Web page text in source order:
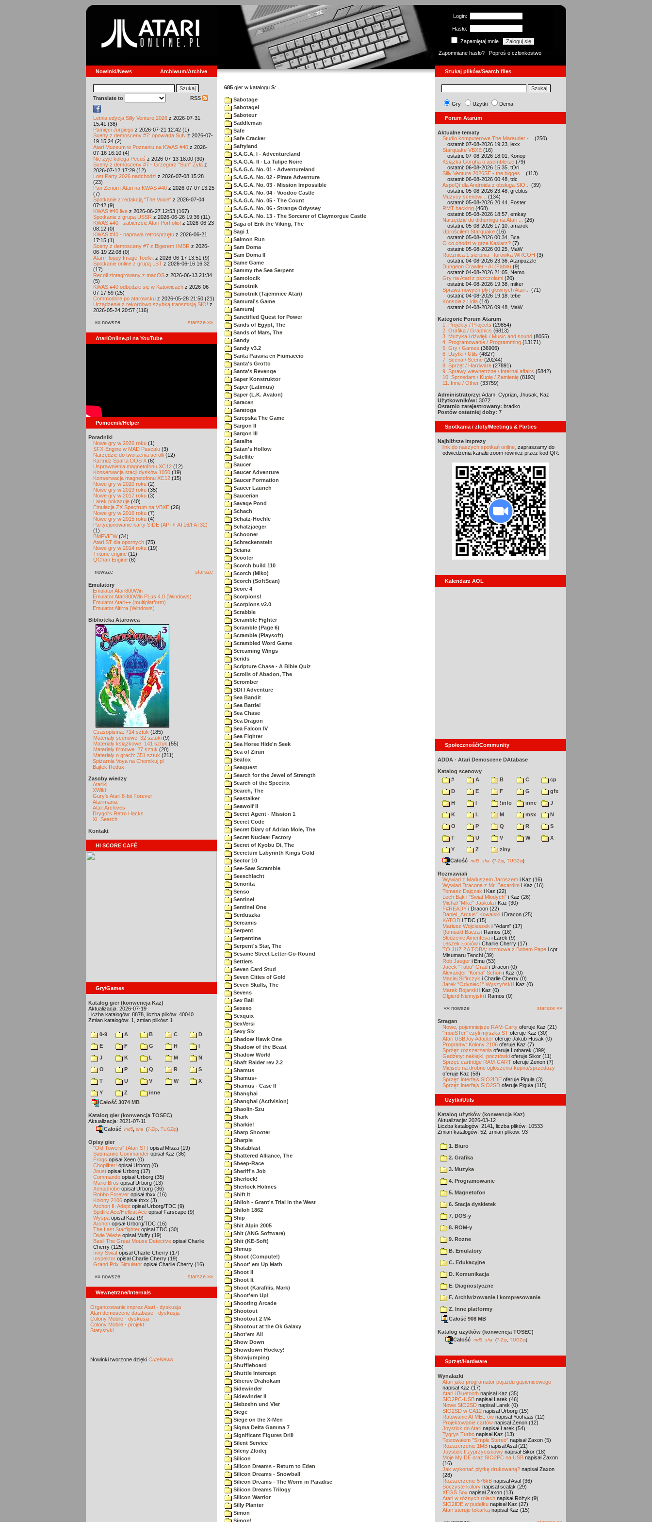
Login:
Hasło:
Zapamiętaj mnie
Zapomniane hasło?
Poproś o członkostwo
Nowinki/News Archiwum/Archive Szukaj plików/Search files
Translate to RSS
Letnia edycja Silly Venture 2026 z 2026-07-31
15:41 (38)
Pamięci Jurgiego z 2026-07-21 12:42 (1)
Sceny z demosceny #7: opowiada SuN z 2026-07-
19 15:24 (2)
Atari Muzeum w Poznaniu na KWAS #40 z 2026-
07-16 16:10 (4)
Nie żyje kolega Pecuś z 2026-07-13 18:00 (30)
Sceny z demosceny #7 - Grzegorz "Sun" Żyła z
2026-07-12 17:29 (12)
Lost Party 2026 nadchodzi z 2026-07-08 15:28
(23)
Pan Zenon i Atari na KWAS #40 z 2026-07-07 13:25
(7)
Spotkanie z redakcją "The Voice" z 2026-07-04
07:42 (9)
KWAS #40 live z 2026-06-27 12:53 (167)
Spotkanie z grupą USSR z 2026-06-26 19:36 (11)
KWAS #40 - zabierzcie Atari Portfolio! z 2026-06-23
08:12 (0)
KWAS #40 - naprawa retrosprzętu z 2026-06-21
17:15 (1)
Sceny z demosceny #7 z Bigerem i MBR z 2026-
06-19 22:08 (0)
Atari Floppy Image Toolkit z 2026-06-17 13:51 (9)
Spotkanie online z grupą LST z 2026-06-16 16:32
(17)
Recoil zintegrowany z macOS z 2026-06-13 21:34
(5)
KWAS #40 odbędzie się w Katowicach z 2026-06-
07 17:59 (25)
Commodore po atarowsku z 2026-05-28 21:50 (21)
Urządzenie z rekordowo szybką transmisją SIO! z
2026-05-24 20:57 (116)
«« nowsze starsze »»
AtariOnline.pl na YouTube
Pomocnik/Helper
Poradniki
Nowe gry w 2026 roku (1)
SFX-Engine w MAD Pascalu (3)
Narzędzie do tworzenia scrolli (12)
Kartridż Sparta DOS X (6)
Usprawnienia magnetofonu XC12 (12)
Konserwacja stacji dysków 1050 (19)
Konserwacja magnetofonu XC12 (15)
Nowe gry w 2020 roku (2)
Nowe gry w 2019 roku (35)
Nowe gry w 2017 roku (3)
Larek pokazuje (40)
Emulacja ZX Spectrum na VBXE (26)
Nowe gry w 2016 roku (7)
Nowe gry w 2015 roku (4)
Partycjonowanie karty SIDE (APT/FAT16/FAT32)
(1)
BMPVIEW(34)
Atari ST dla opornych (75)
Nowe gry w 2014 roku (19)
Tritone engine (11)
QChan Engine (6)
nowsze starsze
Emulatory
Emulator Atari800Win
Emulator Atari800Win PLus 4.0 (Windows)
Emulator Atari++ (multiplatform)
Emulator Altirra (Windows)
Biblioteka Atarowca
Czasopisma: 714 sztuk (185)
Materiały scenowe: 32 sztuki (9)
Materiały książkowe: 141 sztuk (55)
Materiały firmowe: 27 sztuk (20)
Materiały o grach: 351 sztuk (211)
Spiżarnia Voya na Chomikuj.pl
Bajtek Redux
Zasoby wiedzy
Atariki
XWiki
Gury's Atari 8-bit Forever
Atarimania
Atari Archives
Drygol's Retro Hacks
XL Search
Kontakt
HI SCORE CAFÉ
Gry/Games
Katalog gier (konwencja Kaz)
Aktualizacja: 2026-07-19
Liczba katalogów: 8878, liczba plików: 40040
Zmian katalogów: 1, zmian plików: 1
0-9 A B C
D
E
F G H
I
J
K L M
N
O
P Q R
S
T
U V W
X
Y
Z
inne
Całość 3074 MB
Katalog gier (konwencja TOSEC)
Aktualizacja: 2021-07-11
Całość md5 sha (7-Zip TUGZip)
Opisy gier
"Old Towers" (Atari ST) opisał Misza (19)
Submarine Commander opisał Kaz (36)
Frogs opisał Xeen (0)
Choplifter! opisał Urborg (0)
Joust opisał Urborg (17)
Commando opisał Urborg (35)
Mario Bros opisał Urborg (13)
Xenophobe opisał Urborg (36)
Robbo Forever opisał tbxx (16)
Kolony 2106 opisał tbxx (3)
Archon II: Adept opisał Urborg/TDC (9)
Spitfire Ace/Hellcat Ace opisał Farscape (9)
Wyspa opisał Kaz (9)
Archon opisał Urborg/TDC (16)
The Last Starfighter opisał TDC (30)
Dwie Wieże opisał Muffy (19)
Basil The Great Mouse Detective opisał Charlie
Cherry (125)
Inny Świat opisał Charlie Cherry (17)
Inspektor opisał Charlie Cherry (19)
Grand Prix Simulator opisał Charlie Cherry (16)
«« nowsze starsze »»
Wewnętrzne/Internals
Organizowanie imprez Atari - dyskusja
Atari demoscene database - dyskusja
Colony Mobile - dyskusja
Colony Mobile - projekt
Statystyki
Nowinki tworzone dzięki CuteNews
685 gier w katalogu S:
Sabotage
Sabotage!
Saboteur
Saddleman
Safe
Safe Cracker
Safryland
S.A.G.A. I - Adventureland
S.A.G.A. II - La Tulipe Noire
S.A.G.A. No. 01 - Adventureland
S.A.G.A. No. 02 - Pirate Adventure
S.A.G.A. No. 03 - Mission Impossible
S.A.G.A. No. 04 - Voodoo Castle
S.A.G.A. No. 05 - The Count
S.A.G.A. No. 06 - Strange Odyssey
S.A.G.A. No. 13 - The Sorcerer of Claymorgue Castle
Saga of Erik the Viking, The
Sagi 1
Salmon Run
Sam Doma
Sam Doma II
Same Game
Sammy the Sea Serpent
Samolocik
Samotnik
Samotnik (Tajemnice Atari)
Samurai's Game
Samuraj
Sanctified Quest for Power
Sands of Egypt, The
Sands of Mars, The
Sandy
Sandy v3.2
Santa Paravia en Fiumaccio
Santa's Grotto
Santa's Revenge
Saper Konstruktor
Saper (Latimus)
Saper (L.K. Avalon)
Saracen
Saratoga
Sarepska The Game
Sargon II
Sargon III
Satalite
Satan's Hollow
Satellite
Saucer
Saucer Adventure
Saucer Formation
Saucer Launch
Saucerian
Savage Pond
Schach
Schatz-Hoehle
Schatzjaeger
Schooner
Schreckenstein
Sciana
Scooter
Scorch build 110
Scorch (Miko)
Scorch (SoftScan)
Score 4
Scorpions!
Scorpions v2.0
Scrabble
Scramble Fighter
Scramble (Page 6)
Scramble (Playsoft)
Scrambled Word Game
Screaming Wings
Scrids
Scripture Chase - A Bible Quiz
Scrolls of Abadon, The
Scromber
SDI I Adventure
Sea Bandit
Sea Battle!
Sea Chase
Sea Dragon
Sea Falcon IV
Sea Fighter
Sea Horse Hide'n Seek
Sea of Zirun
Seafox
Seaquest
Search for the Jewel of Strength
Search of the Spectrix
Search, The
Seastalker
Seawolf II
Secret Agent - Mission 1
Secret Code
Secret Diary of Adrian Mole, The
Secret Nuclear Factory
Secret of Kyobu Di, The
Secretum Labyrinth Kings Gold
Sector 10
See-Saw Scramble
Seeschlacht
Senorita
Senso
Sentinel
Sentinel One
Serduszka
Sereamis
Serpent
Serpentine
Serpent's Star, The
Sesame Street Letter-Go-Round
Settlers
Seven Card Stud
Seven Cities of Gold
Seven Skulls, The
Sevens
Sex Ball
Sexeso
Sexquix
SexVersi
Sexy Six
Shadow Hawk One
Shadow of the Beast
Shadow World
Shaft Raider rev 2.2
Shamus
Shamus+
Shamus - Case II
Shanghai
Shanghai (Activision)
Shaolin-Szu
Shark
Sharkie!
Sharp Shooter
Sharpie
Shatablast
Shattered Alliance, The
Sheep-Race
Sheriff's Job
Sherlock!
Sherlock Holmes
Shift It
Shiloh - Grant's Trial in the West
Shiloh 1862
Ship
Shit Alpin 2005
Shit (ANG Software)
Shit (KE-Soft)
Shmup
Shoot (Compute!)
Shoot' em Up Math
Shoot II
Shoot It
Shoot (Karafilis, Mark)
Shoot'em Up!
Shooting Arcade
Shootout
Shootout 2 M4
Shootout at the Ok Galaxy
Shot'em All
Show Down
Showdown Hockey!
Showjumping
Shuffleboard
Shuttle Intercept
Siberuv Drahokam
Sidewinder
Sidewinder II
Siebzehn und Vier
Siege
Siege on the X-Men
Sigma Delta Gamma 7
Significant Figures Drill
Silent Service
Sileny Zlodej
Silicon
Silicon Dreams - Return to Eden
Silicon Dreams - Snowball
Silicon Dreams - The Worm in Paradise
Silicon Dreams Trilogy
Silicon Warrior
Silly Planter
Simon
Simon!
Gry Użytki Dema
Forum Atarum
Aktualne tematy
Studio komputerowe The Marauder -...
(250)
ostatni: 07-08-2026 19:23, lexx
Starquake VBXE (16)
ostatni: 07-08-2026 18:01, Konop
Książka Gorgha o asemblerze (79)
ostatni: 06-08-2026 15:35, tOri
Silly Venture 2026SE - the bigges...
(113)
ostatni: 06-08-2026 00:48, tdc
AspeQt dla Androida z obsługą SIO...
(39)
ostatni: 05-08-2026 23:48, greblus
Muzycy scenowi...
(134)
ostatni: 05-08-2026 20:44, Foster
RMT hacking (468)
ostatni: 05-08-2026 18:57, emkay
Narzędzie do ditheringu na Atari ...
(26)
ostatni: 05-08-2026 17:10, amarok
Uprościłem Starquake (16)
ostatni: 05-08-2026 00:34, Bca
O co chodzi w grze Kasiarz? (7)
ostatni: 05-08-2026 00:25, MaW
Rocznica 1 sierpnia - turówka WRCOH (3)
ostatni: 04-08-2026 23:36, Ataripuzzle
Dungeon Crawler - AI (Fable) (9)
ostatni: 04-08-2026 21:05, Nemo
Gry na Atari z pszczołami (20)
ostatni: 04-08-2026 19:38, miker
Sprawa nowych płyt głównych Atari...
(71)
ostatni: 04-08-2026 19:18, tebe
Konsole z Lidla (14)
ostatni: 04-08-2026 09:48, MaW
Kategorie Forum Atarum
1. Projekty / Projects (29854)
2. Grafika / Graphics (6813)
3. Muzyka i dźwięk / Music and sound (8055)
4. Programowanie / Programming (13171)
5. Gry / Games (36906)
6. Użytki / Utils (4827)
7. Scena / Scene (20244)
8. Sprzęt / Hardware (27891)
9. Sprawy wewnętrzne / Internal affairs (5842)
10. Sprzedam / Kupię / Zamienię (8193)
11. Inne / Other (33759)
Administratorzy: Adam, Cyprian, Jhusak, Kaz
Użytkowników: 3072
Ostatnio zarejestrowany: bradko
Postów ostatniej doby: 7
Spotkania i zloty/Meetings & Parties
Najbliższe imprezy
link do naszych spotkań online, zapraszamy do
odwiedzenia kanału zoom również przez kod QR:
Kalendarz AOL
Społeczność/Community
ADDA - Atari Demoscene DAtabase
Katalog scenowy
#
A B C
cp
D
E F G
gfx
H
I !info inne
J
K
L M msx
N
O
P Q R
S
T
U V W
X
Y
Z
ziny
Całość md5 sha (7-Zip TUGZip)
Rozmawiali
Wywiad z Mariuszem Jaroszem i Kaz (16)
Wywiad Dracona z Mr. Bacardim i Kaz (16)
Tomasz Dajczak i Kaz (22)
Lech Bąk i "Świat Młodych" i Kaz (26)
Michał "Mike" Jaskuła i Kaz (30)
F#READY i Dracon (22)
Daniel „Arctus” Kowalski i Dracon (25)
KATOD i TDC (15)
Mariusz Wojcieszek i "Adam" (17)
Romuald Bacza i Ramos (16)
Śledzenie Amentesa i Larek (9)
Leszek Łuciów i Charlie Cherry (17)
TO JUŻ ZA TOBĄ: rozmowa z Bobem Pape i cpt.
Misumaru Tenchi (39)
Rob Jaeger i Emu (53)
Jacek "Tabu" Grad i Dracon (0)
Alexander "Koma" Schön i Kaz (0)
Maciej Ślifirczyk i Charlie Cherry (0)
Jarek "Odyniec1" Wyszyński i Kaz (0)
Marek Bojarski i Kaz (0)
Olgierd Niemyjski i Ramos (0)
«« nowsze starsze »»
Stragan
Nowe, pojemniejsze RAM-Carty oferuje Kaz (21)
"mouSTer" czyli myszka ST oferuje Kaz (30)
Atari USBJoy Adapter oferuje Jakub Husak (0)
Programy: Kolony 2106 oferuje Kaz (7)
Sprzęt: rozszerzenia oferuje Lotharek (399)
Gadżety: naklejki, pocztówki oferuje Sikor (11)
Sprzęt: cartridge RAM-CART oferuje Zenon (7)
Miejsce na drobne ogłoszenia kupna/sprzedaży
oferuje Kaz (58)
Sprzęt: interfejs SIO2IDE oferuje Piguła (3)
Sprzęt: interfejs SIO2SD oferuje Piguła (115)
Użytki/Utils
Katalog użytków (konwencja Kaz)
Aktualizacja: 2026-03-12
Liczba katalogów: 2141, liczba plików: 10533
Zmian katalogów: 52, zmian plików: 93
1. Biuro
2. Grafika
3. Muzyka
4. Programowanie
5. Magnetofon
6. Stacja dyskietek
7. DOS-y
8. ROM-y
9. Rozne
B. Emulatory
C. Edukacyjne
D. Komunikacja
E. Diagnostyczne
F. Archiwizowanie i kompresowanie
Z. Inne platformy
Całość 908 MB
Katalog użytków (konwencja TOSEC)
Całość md5 sha (7-Zip TUGZip)
Sprzęt/Hardware
Wynalazki
Atari jako programator pojazdu gąsienicowego
napisał Kaz (17)
Atari i Bluetooth napisał Kaz (35)
SIO2PC-USB napisał Larek (46)
Nowe SIO2SD napisał Larek (0)
SIO2SD w CA12 napisał Urborg (15)
Ratowanie ATMEL-ów napisał Yoohaas (12)
Projektowanie cartów napisał Zenon (12)
Joystick do Atari napisał Larek (54)
Tygrys Turbo napisał Kaz (13)
Testowałem "Simple Stereo" napisał Zaxon (5)
Rozszerzenie 1MB napisał Asal (21)
Joystick trzyprzyciskowy napisał Sikor (18)
Moje MyIDE oraz SIO2PC na USB napisał Zaxon
(16)
Jak wykonać płytkę drukowaną? napisał Zaxon
(28)
Rozszerzenie 576kB napisał Asal (36)
Soczyste kolory napisał scalak (29)
XEGS Box napisał Zaxon (13)
Atari w różnych rolach napisał Różyk (9)
SIO2IDE w pudełku napisał Kaz (27)
Atari steruje tokarką napisał Kaz (15)